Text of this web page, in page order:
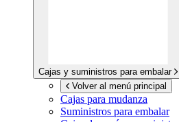
Cajas y suministros para embalar
Volver al menú principal
Cajas para mudanza
Suministros para embalar